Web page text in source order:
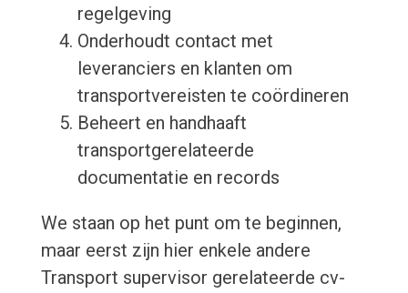
regelgeving
Onderhoudt contact met
leveranciers en klanten om
transportvereisten te coördineren
Beheert en handhaaft
transportgerelateerde
documentatie en records
We staan op het punt om te beginnen,
maar eerst zijn hier enkele andere
Transport supervisor gerelateerde cv-